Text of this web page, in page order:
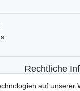
Rechtliche
Widerrufsrecht
auf